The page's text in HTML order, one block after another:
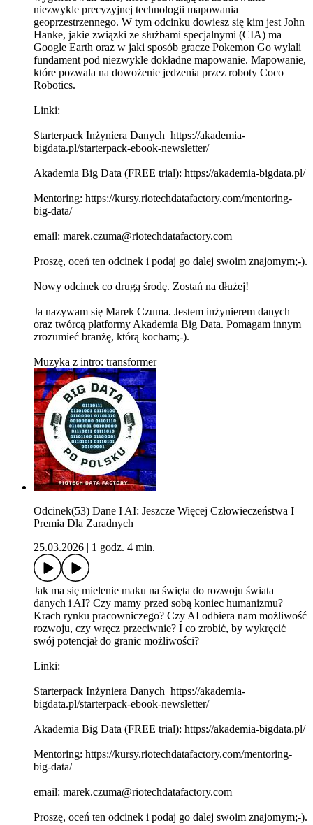
niezwykle precyzyjnej technologii mapowania
geoprzestrzennego. W tym odcinku dowiesz się kim jest John
Hanke, jakie związki ze służbami specjalnymi (CIA) ma
Google Earth oraz w jaki sposób gracze Pokemon Go wylali
fundament pod niezwykle dokładne mapowanie. Mapowanie,
które pozwala na dowożenie jedzenia przez roboty Coco
Robotics.
Linki:
Starterpack Inżyniera Danych https://akademia-
bigdata.pl/starterpack-ebook-newsletter/
Akademia Big Data (FREE trial): https://akademia-bigdata.pl/
Mentoring: https://kursy.riotechdatafactory.com/mentoring-
big-data/
email: marek.czuma@riotechdatafactory.com
Proszę, oceń ten odcinek i podaj go dalej swoim znajomym;-).
Nowy odcinek co drugą środę. Zostań na dłużej!
Ja nazywam się Marek Czuma. Jestem inżynierem danych
oraz twórcą platformy Akademia Big Data. Pomagam innym
zrozumieć branżę, którą kocham;-).
Muzyka z intro: transformer
Odcinek(53) Dane I AI: Jeszcze Więcej Człowieczeństwa I
Premia Dla Zaradnych
25.03.2026
1 godz. 4 min.
Jak ma się mielenie maku na święta do rozwoju świata
danych i AI? Czy mamy przed sobą koniec humanizmu?
Krach rynku pracowniczego? Czy AI odbiera nam możliwość
rozwoju, czy wręcz przeciwnie? I co zrobić, by wykręcić
swój potencjał do granic możliwości?
Linki:
Starterpack Inżyniera Danych https://akademia-
bigdata.pl/starterpack-ebook-newsletter/
Akademia Big Data (FREE trial): https://akademia-bigdata.pl/
Mentoring: https://kursy.riotechdatafactory.com/mentoring-
big-data/
email: marek.czuma@riotechdatafactory.com
Proszę, oceń ten odcinek i podaj go dalej swoim znajomym;-).